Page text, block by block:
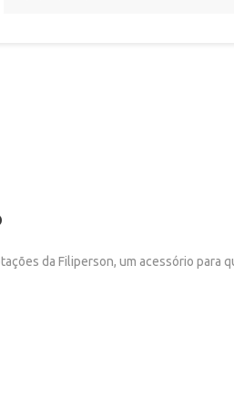
da Filiperson, um acessório para